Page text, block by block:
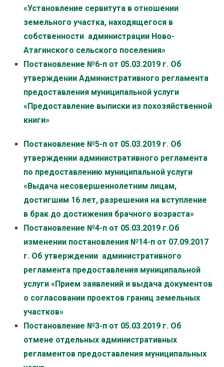
«Установление сервитута в отношении
земельного участка, находящегося в
собственности администрации Ново-
Атагинского сельского поселения»
Постановление №6-п от 05.03.2019 г. Об
утверждении Административного регламента
предоставления муниципальной услуги
«Предоставление выписки из похозяйственной
книги»
Постановление №5-п от 05.03.2019 г. Об
утверждении административного регламента
по предоставлению муниципальной услуги
«Выдача несовершеннолетним лицам,
достигшим 16 лет, разрешения на вступление
в брак до достижения брачного возраста»
Постановление №4-п от 05.03.2019 г.Об
изменении постановления №14-п от 07.09.2017
г. Об утверждении административного
регламента предоставления муниципальной
услуги «Прием заявлений и выдача документов
о согласовании проектов границ земельных
участков»
Постановление №3-п от 05.03.2019 г. Об
отмене отдельных административных
регламентов предоставления муниципальных